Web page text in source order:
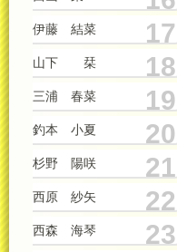
伊藤 結菜 17
山下 栞 18
三浦 春菜 19
釣本 小夏 20
杉野 陽咲 21
西原 紗矢 22
西森 海琴 23